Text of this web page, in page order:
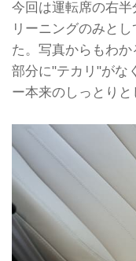
今回は運転席の右
リーニングのみと
た。写真からもわ
部分に"テカリ"がな
ー本来のしっとりと